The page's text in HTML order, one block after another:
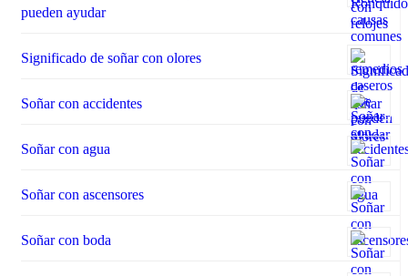
pueden ayudar
Significado de soñar con olores
Soñar con accidentes
Soñar con agua
Soñar con ascensores
Soñar con boda